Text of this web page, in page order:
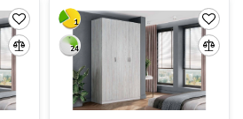
1
24